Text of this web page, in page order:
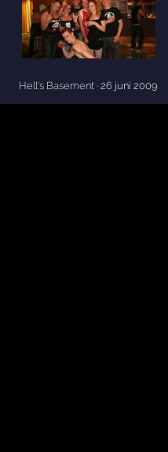
Hell's Basement · 26 juni 2009